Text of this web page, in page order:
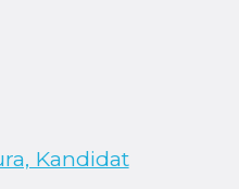
Kandidat